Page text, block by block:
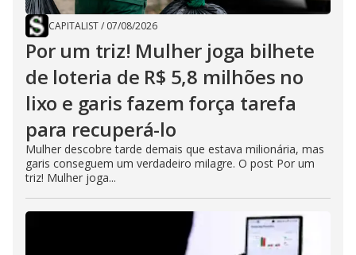
CAPITALIST/ 07/08/2026
Por um triz! Mulher joga bilhete
de loteria de R$ 5,8 milhões no
lixo e garis fazem força tarefa
para recuperá-lo
Mulher descobre tarde demais que estava milionária, mas
garis conseguem um verdadeiro milagre. O post Por um
triz! Mulher joga...